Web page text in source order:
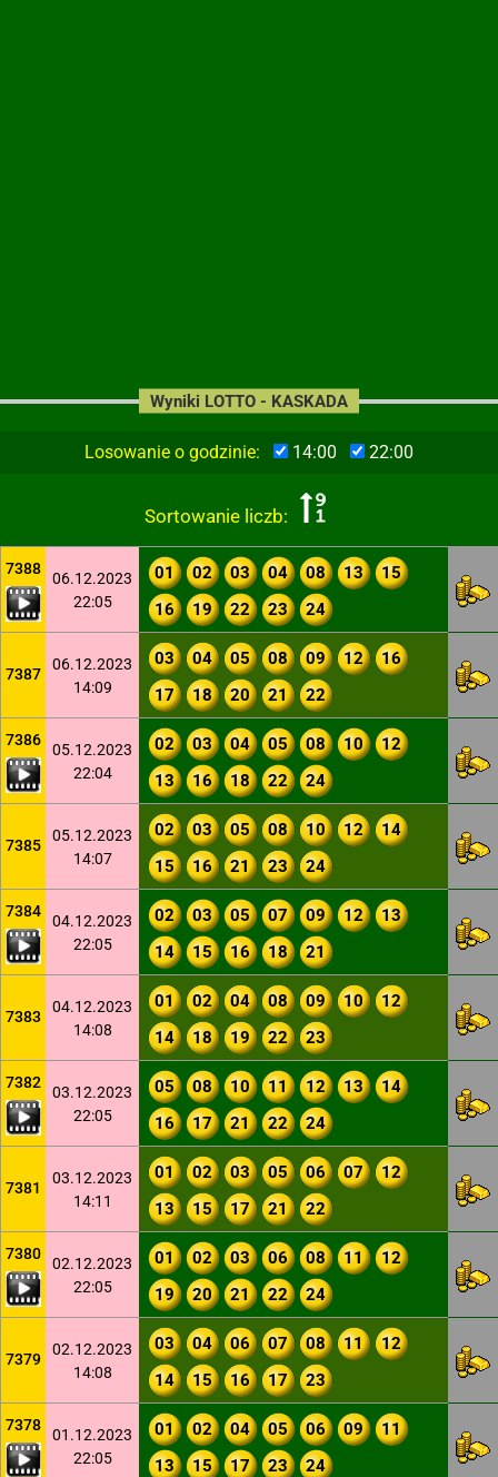
Losowanie o godzinie: 14:00 22:00
Sortowanie liczb:
Wyniki LOTTO - KASKADA
7388
06.12.2023
22:05
01 02 03 04 08 13
15
16
19 22 23 24
7387
06.12.2023
14:09
03 04 05 08 09 12
16
17
18 20 21 22
7386
05.12.2023
22:04
02 03 04 05 08 10
12
13
16 18 22 24
7385
05.12.2023
14:07
02 03 05 08 10 12
14
15
16 21 23 24
7384
04.12.2023
22:05
02 03 05 07 09 12
13
14
15 16 18 21
7383
04.12.2023
14:08
01 02 04 08 09 10
12
14
18 19 22 23
7382
03.12.2023
22:05
05 08 10 11 12 13
14
16
17 21 22 24
7381
03.12.2023
14:11
01 02 03 05 06 07
12
13
15 17 21 22
7380
02.12.2023
22:05
01 02 03 06 08 11
12
19
20 21 22 24
7379
02.12.2023
14:08
03 04 06 07 08 11
12
14
15 16 17 23
7378
01.12.2023
22:05
01 02 04 05 06 09
11
13
15 17 23 24